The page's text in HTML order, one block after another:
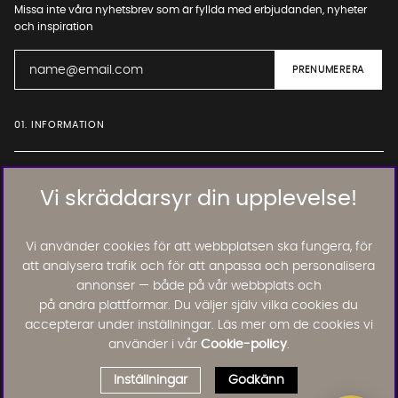
Vi skräddarsyr din upplevelse!
Vi använder cookies för att webbplatsen ska fungera, för
att analysera trafik och för att anpassa och personalisera
annonser — både på vår webbplats och
på andra plattformar. Du väljer själv vilka cookies du
accepterar under inställningar. Läs mer om de cookies vi
använder i vår Cookie-policy.
Inställningar Godkänn
Missa inte våra nyhetsbrev som är fyllda med erbjudanden, nyheter
och inspiration
01. INFORMATION
Läs och lämna kundomdömen: